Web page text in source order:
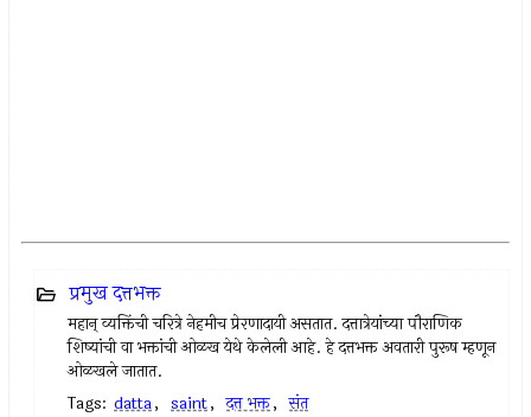
प्रमुख दत्तभक्त
महान् व्यक्तिंची चरित्रे नेहमीच प्रेरणादायी असतात. दत्तात्रेयांच्या पौराणिक
शिष्यांची वा भक्तांची ओळख येथे केलेली आहे. हे दत्तभक्त अवतारी पुरूष म्हणून
ओळखले जातात.
Tags: datta, saint, दत्त भक्त, संत